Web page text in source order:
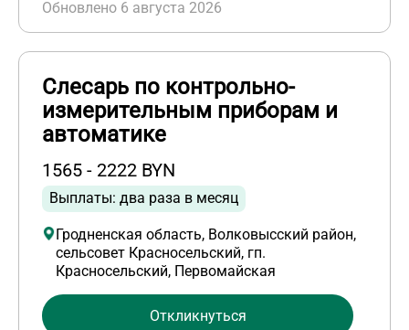
Обновлено 6 августа 2026
Слесарь по контрольно-
измерительным приборам и
автоматике
1565 - 2222 BYN
Выплаты: два раза в месяц
Гродненская область, Волковысский район,
сельсовет Красносельский, гп.
Красносельский, Первомайская
Откликнуться